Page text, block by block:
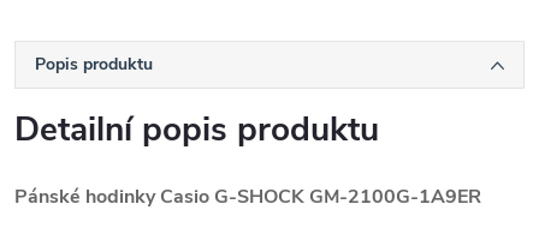
Popis produktu
Detailní popis produktu
Pánské hodinky Casio G-SHOCK GM-2100G-1A9ER